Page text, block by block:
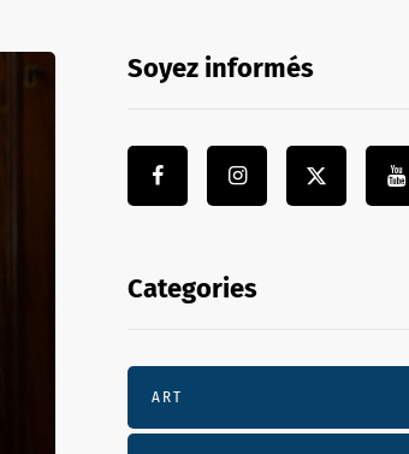
Soyez informés
Categories
ART